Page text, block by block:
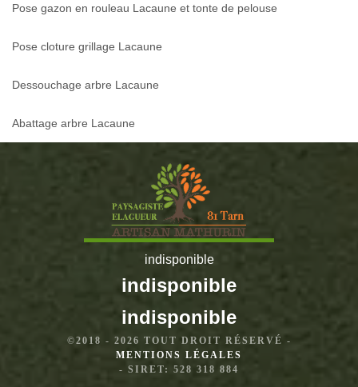
Pose gazon en rouleau Lacaune et tonte de pelouse
Pose cloture grillage Lacaune
Dessouchage arbre Lacaune
Abattage arbre Lacaune
indisponible
indisponible
indisponible
©2018 - 2026 TOUT DROIT RÉSERVÉ -
MENTIONS LÉGALES
- SIRET: 528 318 884